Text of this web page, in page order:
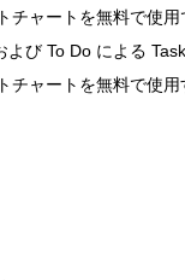
チャートを無料で使用
よび To Do による
チャートを無料で使用